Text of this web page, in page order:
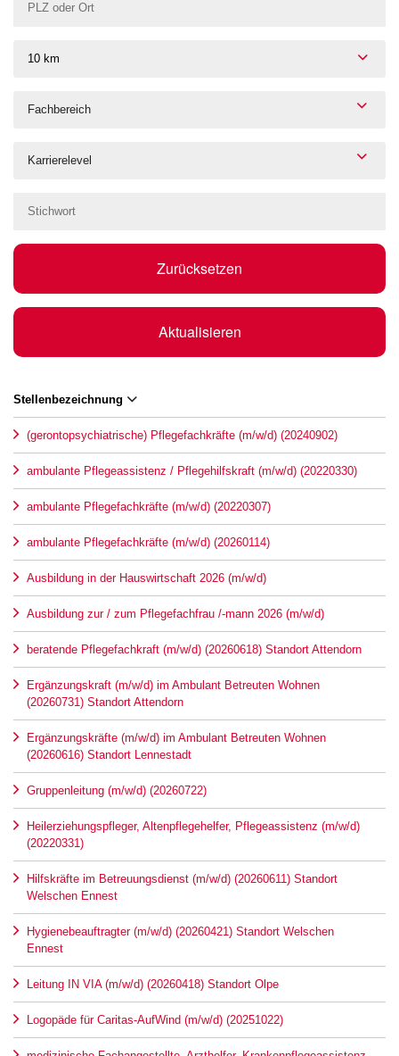
10 km
Fachbereich
Karrierelevel
Zurücksetzen
Aktualisieren
Stellenbezeichnung
(gerontopsychiatrische) Pflegefachkräfte (m/w/d) (20240902)
ambulante Pflegeassistenz / Pflegehilfskraft (m/w/d) (20220330)
ambulante Pflegefachkräfte (m/w/d) (20220307)
ambulante Pflegefachkräfte (m/w/d) (20260114)
Ausbildung in der Hauswirtschaft 2026 (m/w/d)
Ausbildung zur / zum Pflegefachfrau /-mann 2026 (m/w/d)
beratende Pflegefachkraft (m/w/d) (20260618) Standort Attendorn
Ergänzungskraft (m/w/d) im Ambulant Betreuten Wohnen
(20260731) Standort Attendorn
Ergänzungskräfte (m/w/d) im Ambulant Betreuten Wohnen
(20260616) Standort Lennestadt
Gruppenleitung (m/w/d) (20260722)
Heilerziehungspfleger, Altenpflegehelfer, Pflegeassistenz (m/w/d)
(20220331)
Hilfskräfte im Betreuungsdienst (m/w/d) (20260611) Standort
Welschen Ennest
Hygienebeauftragter (m/w/d) (20260421) Standort Welschen
Ennest
Leitung IN VIA (m/w/d) (20260418) Standort Olpe
Logopäde für Caritas-AufWind (m/w/d) (20251022)